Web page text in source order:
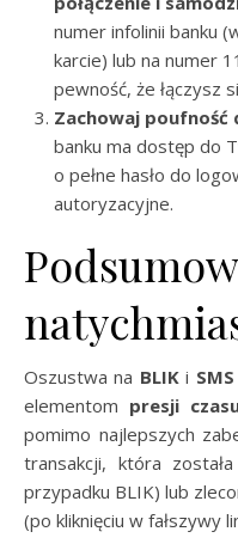
numer infolinii banku
karcie) lub na numer
pewność, że łączysz
Zachowaj poufność
banku ma dostęp do
o pełne hasło do
autoryzacyjne.
Oszustwa na BLIKi SMS
elementom presji
pomimo najlepszych
transakcji, która
przypadku BLIK) lub
(po kliknięciu w fałszywy